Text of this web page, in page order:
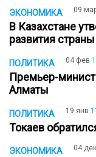
ЭКОНОМИКА 09
В Казахстане
развития
ПОЛИТИКА 04 фев
Премьер-
Алматы
ПОЛИТИКА 19 янв
Токаев
ЭКОНОМИКА 04 дек